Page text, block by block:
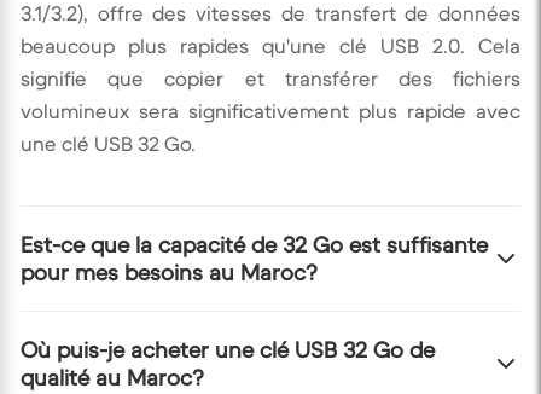
3.1/3.2), offre des vitesses de transfert de données
beaucoup plus rapides qu'une clé USB 2.0. Cela
signifie que copier et transférer des fichiers
volumineux sera significativement plus rapide avec
une clé USB 32 Go.
Est-ce que la capacité de 32 Go est suffisante
pour mes besoins au Maroc?
Oui, 32 Go est une capacité très courante et souvent
suffisante pour la plupart des usages quotidiens,
Où puis-je acheter une clé USB 32 Go de
qualité au Maroc?